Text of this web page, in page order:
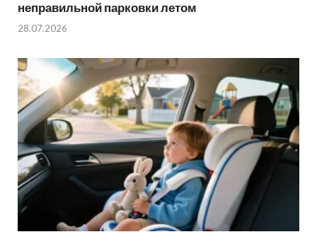
неправильной парковки летом
28.07.2026